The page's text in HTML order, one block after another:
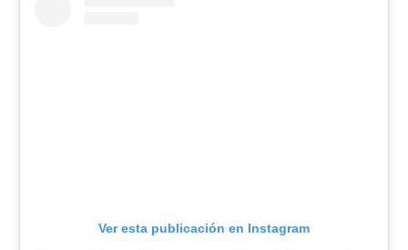
Ver esta publicación en Instagram